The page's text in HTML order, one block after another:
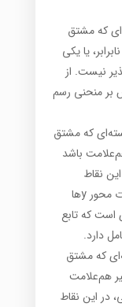
که مشتق
یا یکی
نیست. از
بر منحنی رسم
که مشتق
باشد
نقاط
می‌توان یک خط کامل مماس به موازات محور yها
است که تابع
دارد.
که مشتق
هم‌علامت
در این نقاط